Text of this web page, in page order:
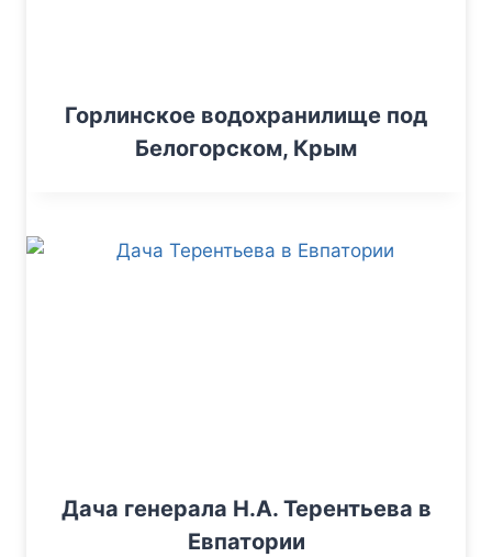
Горлинское водохранилище под
Белогорском, Крым
Дача генерала Н.А. Терентьева в
Евпатории